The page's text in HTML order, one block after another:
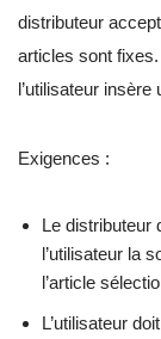
distributeur
articles sont
l’utilisateur
Exigences :
Le distributeur
l’utilisateur la
l’article
L’utilisateur